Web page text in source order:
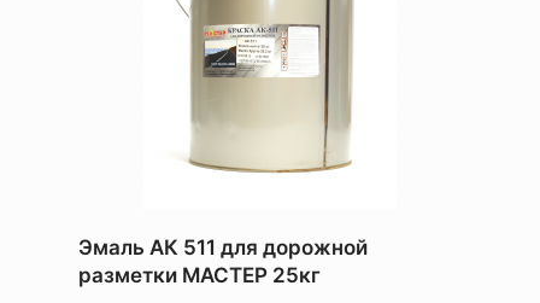
Эмаль АК 511 для дорожной
разметки МАСТЕР 25кг